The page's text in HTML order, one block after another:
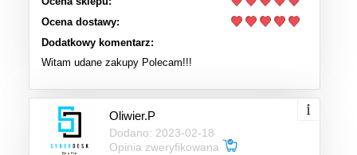
Ocena dostawy:
Dodatkowy komentarz:
Witam udane zakupy Polecam!!!
Oliwier.P
Dodano: 2023-02-18
Opinia zweryfikowana